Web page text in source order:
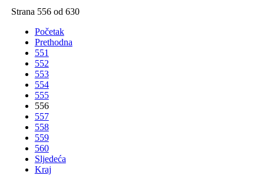
Strana 556 od 630
Početak
Prethodna
551
552
553
554
555
556
557
558
559
560
Sljedeća
Kraj